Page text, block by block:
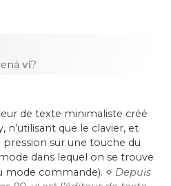
vi?
de texte minimaliste créé
n’utilisant que le clavier, et
pression sur une touche du
dans lequel on se trouve
mode commande). ⋄ Depuis